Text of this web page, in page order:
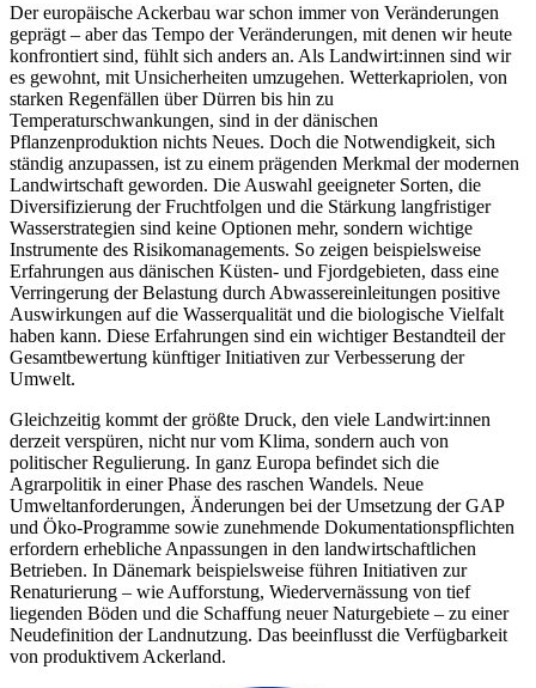
Der europäische Ackerbau war schon immer von Veränderungen
geprägt – aber das Tempo der Veränderungen, mit denen wir heute
konfrontiert sind, fühlt sich anders an. Als Landwirt:innen sind wir
es gewohnt, mit Unsicherheiten umzugehen. Wetterkapriolen, von
starken Regenfällen über Dürren bis hin zu
Temperaturschwankungen, sind in der dänischen
Pflanzenproduktion nichts Neues. Doch die Notwendigkeit, sich
ständig anzupassen, ist zu einem prägenden Merkmal der modernen
Landwirtschaft geworden. Die Auswahl geeigneter Sorten, die
Diversifizierung der Fruchtfolgen und die Stärkung langfristiger
Wasserstrategien sind keine Optionen mehr, sondern wichtige
Instrumente des Risikomanagements. So zeigen beispielsweise
Erfahrungen aus dänischen Küsten- und Fjordgebieten, dass eine
Verringerung der Belastung durch Abwassereinleitungen positive
Auswirkungen auf die Wasserqualität und die biologische Vielfalt
haben kann. Diese Erfahrungen sind ein wichtiger Bestandteil der
Gesamtbewertung künftiger Initiativen zur Verbesserung der
Umwelt.
Gleichzeitig kommt der größte Druck, den viele Landwirt:innen
derzeit verspüren, nicht nur vom Klima, sondern auch von
politischer Regulierung. In ganz Europa befindet sich die
Agrarpolitik in einer Phase des raschen Wandels. Neue
Umweltanforderungen, Änderungen bei der Umsetzung der GAP
und Öko-Programme sowie zunehmende Dokumentationspflichten
erfordern erhebliche Anpassungen in den landwirtschaftlichen
Betrieben. In Dänemark beispielsweise führen Initiativen zur
Renaturierung – wie Aufforstung, Wiedervernässung von tief
liegenden Böden und die Schaffung neuer Naturgebiete – zu einer
Neudefinition der Landnutzung. Das beeinflusst die Verfügbarkeit
von produktivem Ackerland.